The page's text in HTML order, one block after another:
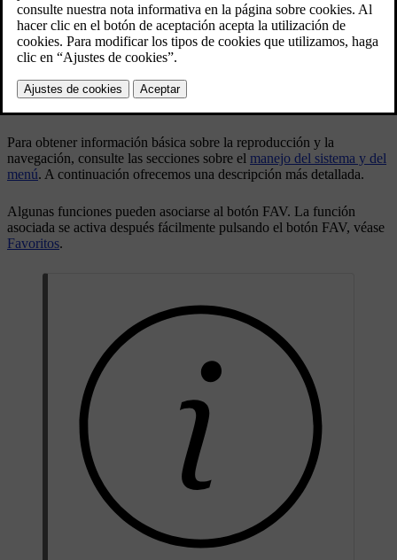
Funciones de televisión, visión de conjunto de los
Para obtener información básica sobre la reproducción y la
navegación, consulte las secciones sobre el manejo del sistema y del
menú. A continuación ofrecemos una descripción más detallada.
Algunas funciones pueden asociarse al botón FAV. La función
asociada se activa después fácilmente pulsando el botón FAV, véase
Favoritos.